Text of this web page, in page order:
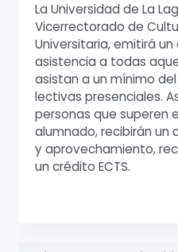
La Universidad de La
Vicerrectorado de
Universitaria, emitirá
asistencia a todas
asistan a un mínimo
lectivas presenciales.
personas que superen
alumnado, recibirán
y aprovechamiento,
un crédito ECTS.